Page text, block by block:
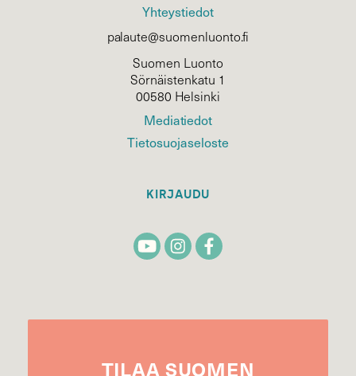
Yhteystiedot
palaute@suomenluonto.fi
Suomen Luonto
Sörnäistenkatu 1
00580 Helsinki
Mediatiedot
Tietosuojaseloste
KIRJAUDU
TILAA SUOMEN